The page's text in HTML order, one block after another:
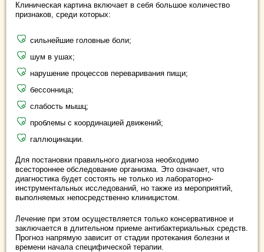
Клиническая картина включает в себя большое количество
признаков, среди которых:
сильнейшие головные боли;
шум в ушах;
нарушение процессов переваривания пищи;
бессонница;
слабость мышц;
проблемы с координацией движений;
галлюцинации.
Для постановки правильного диагноза необходимо
всестороннее обследование организма. Это означает, что
диагностика будет состоять не только из лабораторно-
инструментальных исследований, но также из мероприятий,
выполняемых непосредственно клиницистом.
Лечение при этом осуществляется только консервативное и
заключается в длительном приеме антибактериальных средств.
Прогноз напрямую зависит от стадии протекания болезни и
времени начала специфической терапии.